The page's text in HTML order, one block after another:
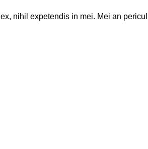
nihil expetendis in mei. Mei an